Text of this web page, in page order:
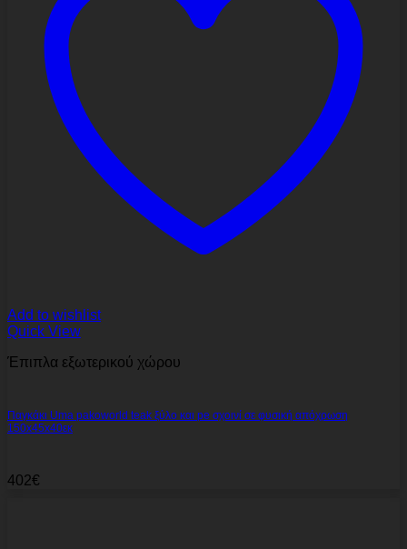
Add to wishlist
Quick View
Έπιπλα εξωτερικού χώρου
Παγκάκι Uma pakoworld teak ξύλο και pe σχοινί σε φυσική απόχρωση
150x45x40εκ
402€